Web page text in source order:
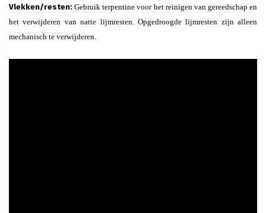
Vlekken/resten: Gebruik terpentine voor het reinigen van gereedschap en
het verwijderen van natte lijmresten. Opgedroogde lijmresten zijn alleen
mechanisch te verwijderen.